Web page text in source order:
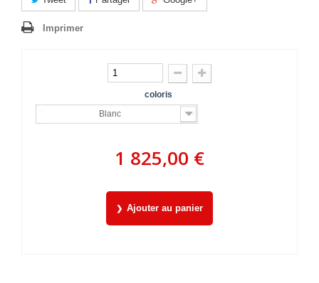
Imprimer
coloris
Blanc
1 825,00 €
Ajouter au panier